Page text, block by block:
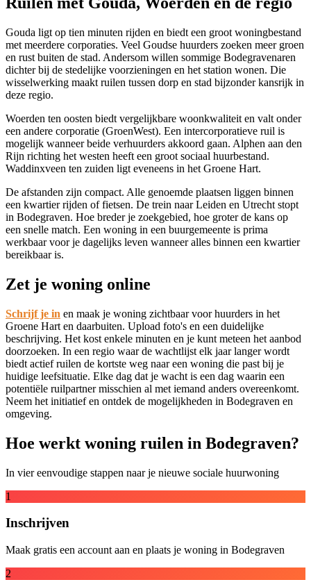
Gouda ligt op tien minuten rijden en biedt een groot woningbestand
met meerdere corporaties. Veel Goudse huurders zoeken meer groen
en rust buiten de stad. Andersom willen sommige Bodegravenaren
dichter bij de stedelijke voorzieningen en het station wonen. Die
wisselwerking maakt ruilen tussen dorp en stad bijzonder kansrijk in
deze regio.
Woerden ten oosten biedt vergelijkbare woonkwaliteit en valt onder
een andere corporatie (GroenWest). Een intercorporatieve ruil is
mogelijk wanneer beide verhuurders akkoord gaan. Alphen aan den
Rijn richting het westen heeft een groot sociaal huurbestand.
Waddinxveen ten zuiden ligt eveneens in het Groene Hart.
De afstanden zijn compact. Alle genoemde plaatsen liggen binnen
een kwartier rijden of fietsen. De trein naar Leiden en Utrecht stopt
in Bodegraven. Hoe breder je zoekgebied, hoe groter de kans op
een snelle match. Een woning in een buurgemeente is prima
werkbaar voor je dagelijks leven wanneer alles binnen een kwartier
bereikbaar is.
Zet je woning online
Schrijf je in en maak je woning zichtbaar voor huurders in het
Groene Hart en daarbuiten. Upload foto's en een duidelijke
beschrijving. Het kost enkele minuten en je kunt meteen het aanbod
doorzoeken. In een regio waar de wachtlijst elk jaar langer wordt
biedt actief ruilen de kortste weg naar een woning die past bij je
huidige leefsituatie. Elke dag dat je wacht is een dag waarin een
potentiële ruilpartner misschien al met iemand anders overeenkomt.
Neem het initiatief en ontdek de mogelijkheden in Bodegraven en
omgeving.
Hoe werkt woning ruilen in Bodegraven?
In vier eenvoudige stappen naar je nieuwe sociale huurwoning
1
Inschrijven
Maak gratis een account aan en plaats je woning in Bodegraven
2